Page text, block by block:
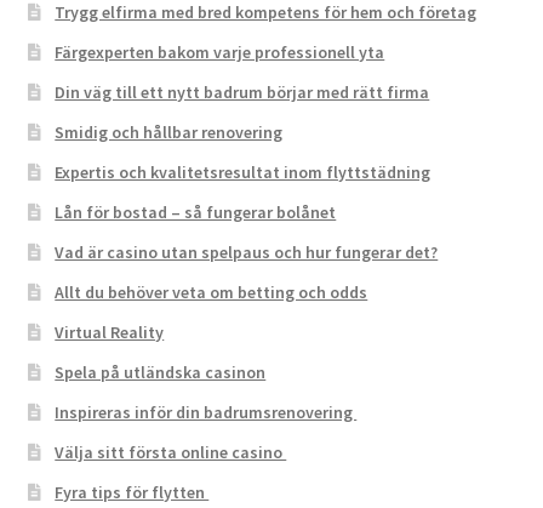
Trygg elfirma med bred kompetens för hem och företag
Färgexperten bakom varje professionell yta
Din väg till ett nytt badrum börjar med rätt firma
Smidig och hållbar renovering
Expertis och kvalitetsresultat inom flyttstädning
Lån för bostad – så fungerar bolånet
Vad är casino utan spelpaus och hur fungerar det?
Allt du behöver veta om betting och odds
Virtual Reality
Spela på utländska casinon
Inspireras inför din badrumsrenovering
Välja sitt första online casino
Fyra tips för flytten